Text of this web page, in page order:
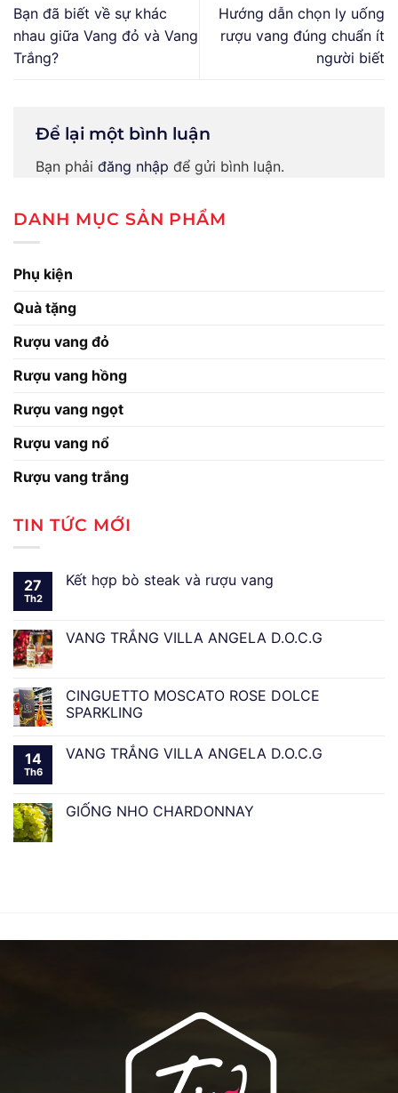
Bạn đã biết về sự khác
nhau giữa Vang đỏ và Vang
Trắng?
Hướng dẫn chọn ly uống
rượu vang đúng chuẩn ít
người biết
Để lại một bình luận
Bạn phải đăng nhập để gửi bình luận.
DANH MỤC SẢN PHẨM
Phụ kiện
Quà tặng
Rượu vang đỏ
Rượu vang hồng
Rượu vang ngọt
Rượu vang nổ
Rượu vang trắng
TIN TỨC MỚI
27
Th2
Kết hợp bò steak và rượu vang
VANG TRẮNG VILLA ANGELA D.O.C.G
CINGUETTO MOSCATO ROSE DOLCE
SPARKLING
14
Th6
VANG TRẮNG VILLA ANGELA D.O.C.G
GIỐNG NHO CHARDONNAY